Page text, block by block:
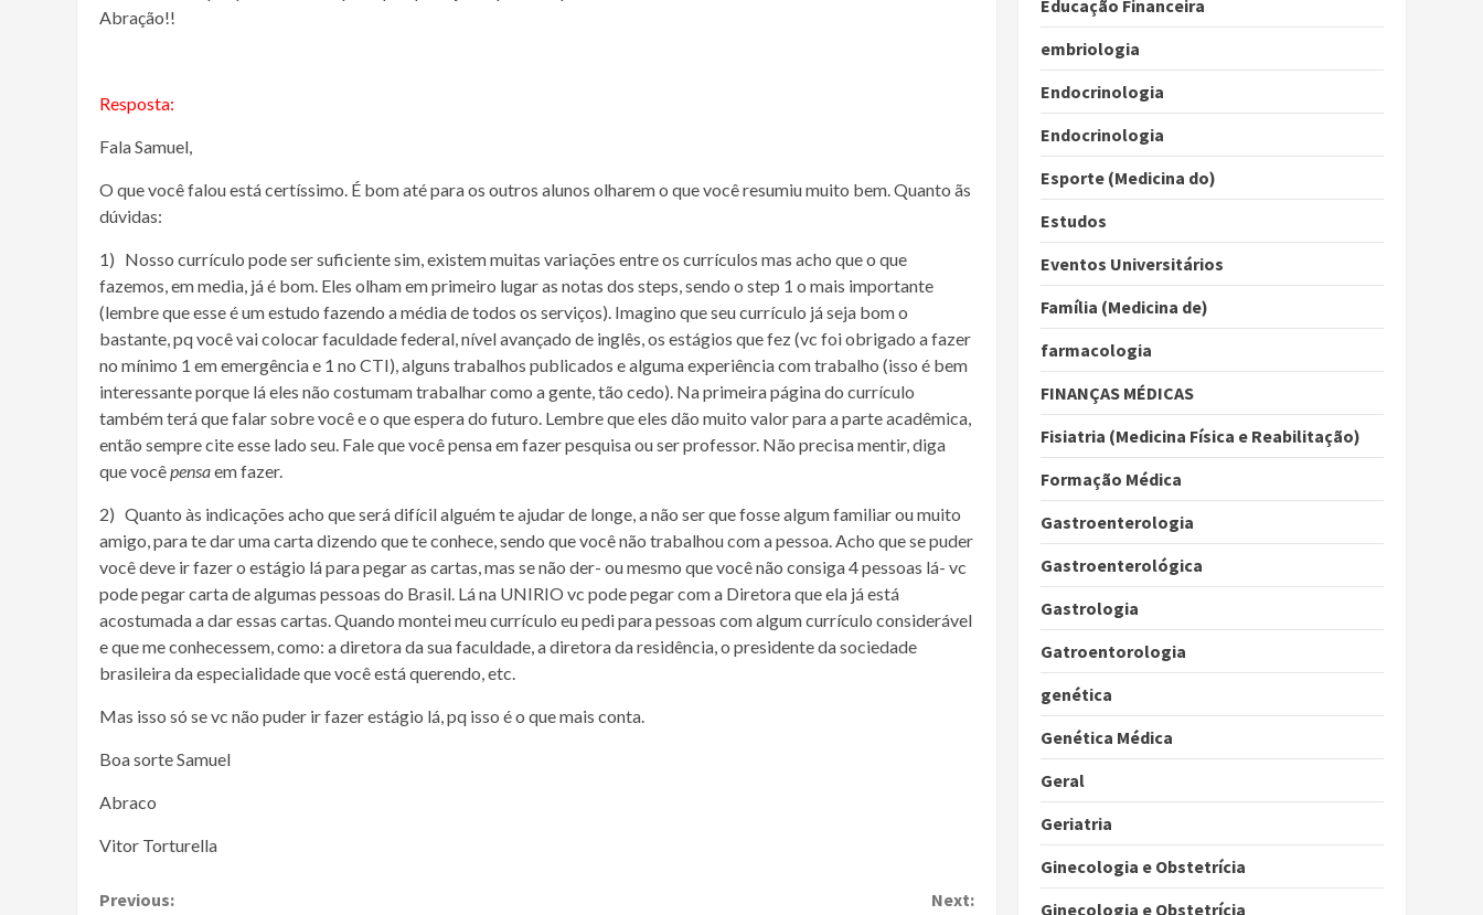
Abração!!
Resposta:
Fala Samuel,
O que você falou está certíssimo. É bom até para os outros alunos olharem o que você resumiu muito bem. Quanto ãs
dúvidas:
1) Nosso currículo pode ser suficiente sim, existem muitas variações entre os currículos mas acho que o que
fazemos, em media, já é bom. Eles olham em primeiro lugar as notas dos steps, sendo o step 1 o mais importante
(lembre que esse é um estudo fazendo a média de todos os serviços). Imagino que seu currículo já seja bom o
bastante, pq você vai colocar faculdade federal, nível avançado de inglês, os estágios que fez (vc foi obrigado a fazer
no mínimo 1 em emergência e 1 no CTI), alguns trabalhos publicados e alguma experiência com trabalho (isso é bem
interessante porque lá eles não costumam trabalhar como a gente, tão cedo). Na primeira página do currículo
também terá que falar sobre você e o que espera do futuro. Lembre que eles dão muito valor para a parte acadêmica,
então sempre cite esse lado seu. Fale que você pensa em fazer pesquisa ou ser professor. Não precisa mentir, diga
que vocêpensaem fazer.
2) Quanto às indicações acho que será difícil alguém te ajudar de longe, a não ser que fosse algum familiar ou muito
amigo, para te dar uma carta dizendo que te conhece, sendo que você não trabalhou com a pessoa. Acho que se puder
você deve ir fazer o estágio lá para pegar as cartas, mas se não der- ou mesmo que você não consiga 4 pessoas lá- vc
pode pegar carta de algumas pessoas do Brasil. Lá na UNIRIO vc pode pegar com a Diretora que ela já está
acostumada a dar essas cartas. Quando montei meu currículo eu pedi para pessoas com algum currículo considerável
e que me conhecessem, como: a diretora da sua faculdade, a diretora da residência, o presidente da sociedade
brasileira da especialidade que você está querendo, etc.
Mas isso só se vc não puder ir fazer estágio lá, pq isso é o que mais conta.
Boa sorte Samuel
Abraco
Vitor Torturella
Continue
Previous:
Next:
Educação Financeira
embriologia
Endocrinologia
Endocrinologia
Esporte (Medicina do)
Estudos
Eventos Universitários
Família (Medicina de)
farmacologia
FINANÇAS MÉDICAS
Fisiatria (Medicina Física e Reabilitação)
Formação Médica
Gastroenterologia
Gastroenterológica
Gastrologia
Gatroentorologia
genética
Genética Médica
Geral
Geriatria
Ginecologia e Obstetrícia
Ginecologia e Obstetrícia